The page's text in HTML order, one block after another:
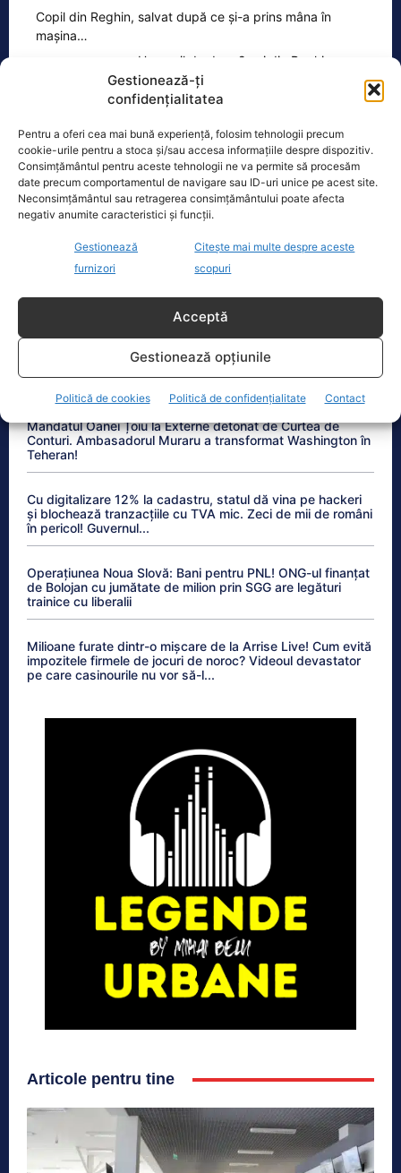
Gestionează-ți
confidențialitatea
Pentru a oferi cea mai bună experiență, folosim tehnologii precum
cookie-urile pentru a stoca și/sau accesa informațiile despre dispozitiv.
Consimțământul pentru aceste tehnologii ne va permite să procesăm
date precum comportamentul de navigare sau ID-uri unice pe acest site.
Neconsimțământul sau retragerea consimțământului poate afecta
negativ anumite caracteristici și funcții.
Gestionează
furnizori
Citește mai multe despre aceste
scopuri
Acceptă
Gestionează opțiunile
Politică de cookies Politică de confidențialitate Contact
Copil din Reghin, salvat după ce și-a prins mâna în
mașina…
Un copil de doar 2 ani din Reghin a
trecut printr-un moment dramatic,
vineri, după ce și-a prins mâna
Anchetele Lumea Politică
EXCLUSIV.Politician de top a agresat un octogenar! A
recunoscut cu greu fapta
Mandatul Oanei Țoiu la Externe detonat de Curtea de
Conturi. Ambasadorul Muraru a transformat Washington în
Teheran!
Cu digitalizare 12% la cadastru, statul dă vina pe hackeri
și blochează tranzacțiile cu TVA mic. Zeci de mii de români
în pericol! Guvernul...
Operațiunea Noua Slovă: Bani pentru PNL! ONG-ul finanțat
de Bolojan cu jumătate de milion prin SGG are legături
trainice cu liberalii
Milioane furate dintr-o mișcare de la Arrise Live! Cum evită
impozitele firmele de jocuri de noroc? Videoul devastator
pe care casinourile nu vor să-l...
Articole pentru tine